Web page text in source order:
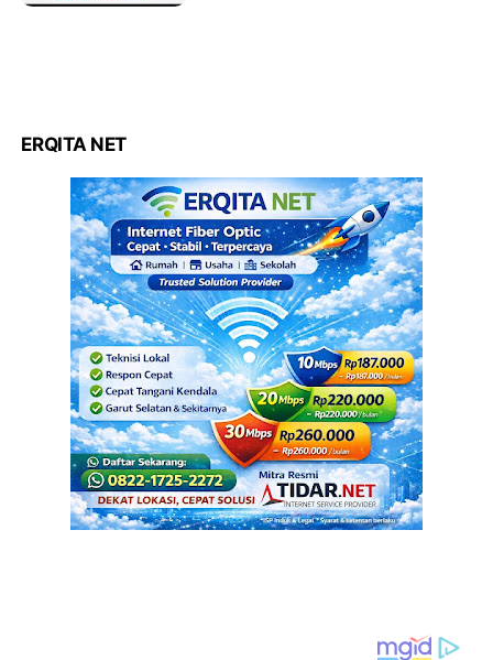
ERQITA NET